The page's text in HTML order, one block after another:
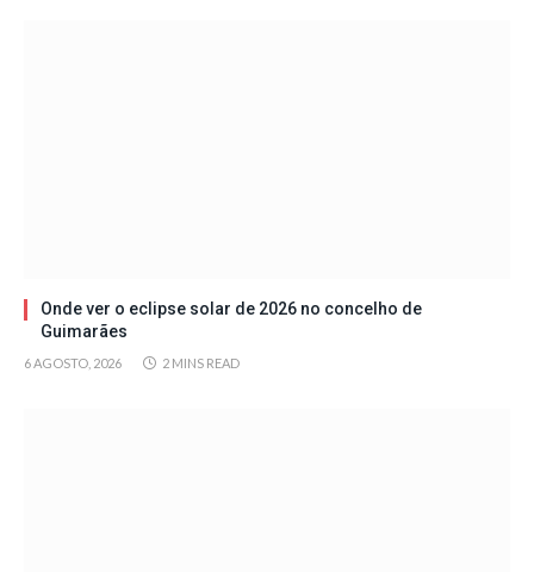
Onde ver o eclipse solar de 2026 no concelho de
Guimarães
6 AGOSTO, 2026 2 MINS READ